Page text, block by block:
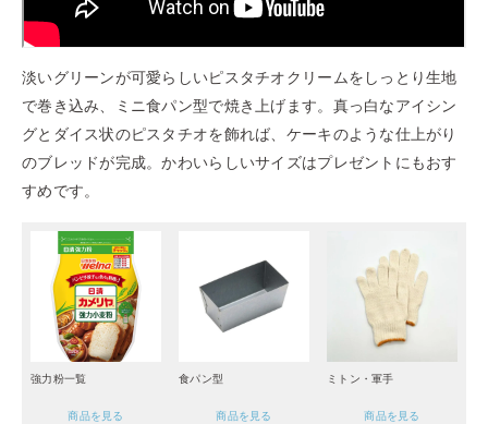
淡いグリーンが可愛らしいピスタチオクリームをしっとり生地
で巻き込み、ミニ食パン型で焼き上げます。真っ白なアイシン
グとダイス状のピスタチオを飾れば、ケーキのような仕上がり
のブレッドが完成。かわいらしいサイズはプレゼントにもおす
すめです。
強力粉一覧
商品を見る
食パン型
商品を見る
ミトン・軍手
商品を見る